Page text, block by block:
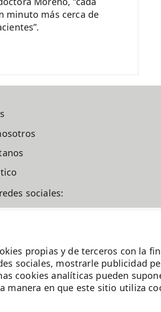
propias y de terceros con la
sociales, mostrarle publicidad
cookies analíticas pueden
en que este sitio utiliza
minuto más cerca de
sociales:
MD Anderson España - Hospiten